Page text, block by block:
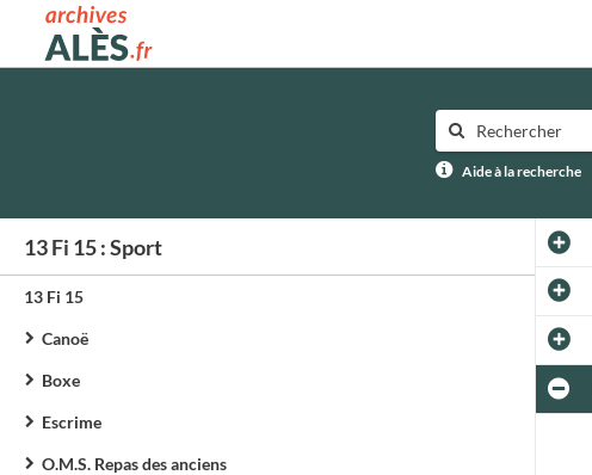
Archives municipales d'Alès
Aide à la recherche
13 Fi 15 : Sport
13 Fi 15
Canoë
Boxe
Escrime
O.M.S. Repas des anciens